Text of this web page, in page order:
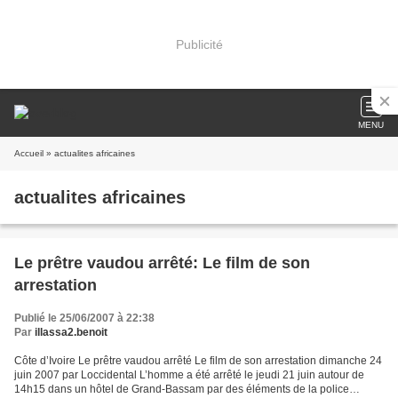
Publicité
MENU
Accueil » actualites africaines
actualites africaines
Le prêtre vaudou arrêté: Le film de son
arrestation
Publié le 25/06/2007 à 22:38
Par illassa2.benoit
Côte d’Ivoire Le prêtre vaudou arrêté Le film de son arrestation dimanche 24
juin 2007 par Loccidental L’homme a été arrêté le jeudi 21 juin autour de
14h15 dans un hôtel de Grand-Bassam par des éléments de la police